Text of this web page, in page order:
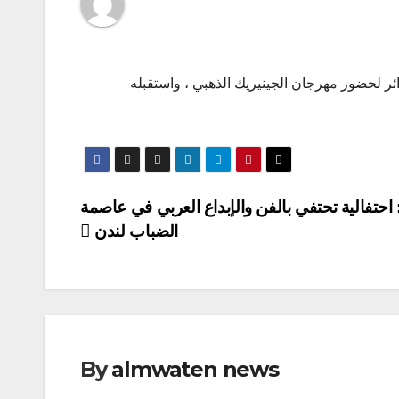
لحضور مهرجان الجينيريك الذهبي ، واستقبله
احتفالية تحتفي بالفن والإبداع العربي في عاصمة
الضباب لندن
Byalmwaten news